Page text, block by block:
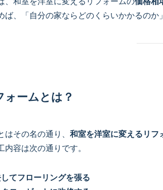
ば、「自分の家ならどのくらいかかるのか
ォームとは？
はその名の通り、 和室を洋室に変えるリフ
内容は次の通りです。
てフローリングを張る